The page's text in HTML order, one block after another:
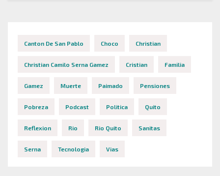
Canton De San Pablo Choco Christian
Christian Camilo Serna Gamez Cristian Familia
Gamez Muerte Paimado Pensiones
Pobreza Podcast Politica Quito
Reflexion Rio Rio Quito Sanitas
Serna Tecnologia Vias